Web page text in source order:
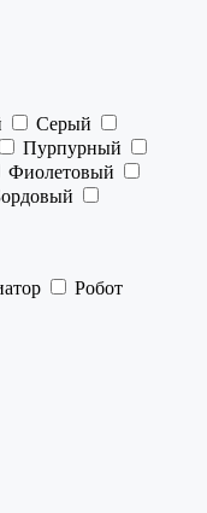
Серый
Пурпурный
Фиолетовый
Робот